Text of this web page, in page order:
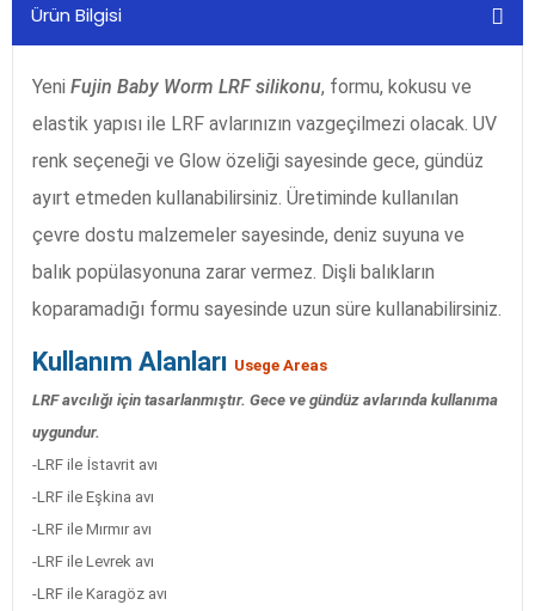
Ürün Bilgisi
Yeni Fujin Baby Worm LRF silikonu, formu, kokusu ve
elastik yapısı ile LRF avlarınızın vazgeçilmezi olacak. UV
renk seçeneği ve Glow özeliği sayesinde gece, gündüz
ayırt etmeden kullanabilirsiniz. Üretiminde kullanılan
çevre dostu malzemeler sayesinde, deniz suyuna ve
balık popülasyonuna zarar vermez. Dişli balıkların
koparamadığı formu sayesinde uzun süre kullanabilirsiniz.
Kullanım Alanları Usege Areas
LRF avcılığı için tasarlanmıştır. Gece ve gündüz avlarında kullanıma
uygundur.
-LRF ile İstavrit avı
-LRF ile Eşkina avı
-LRF ile Mırmır avı
-LRF ile Levrek avı
-LRF ile Karagöz avı